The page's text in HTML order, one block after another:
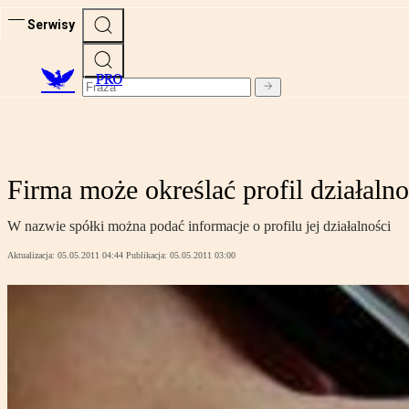
Serwisy
PRO
Firma może określać profil
W nazwie spółki można podać informacje o profilu jej działalności
Aktualizacja: 05.05.2011 04:44 Publikacja: 05.05.2011 03:00